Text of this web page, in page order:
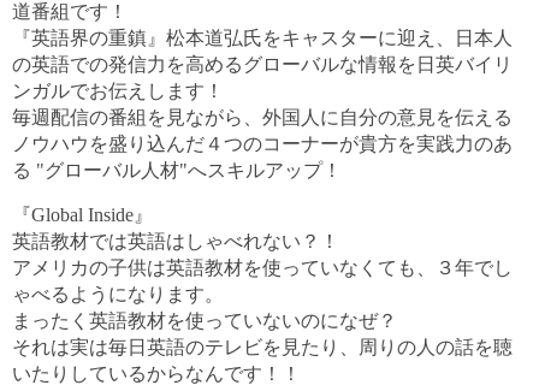
道番組です！
『英語界の重鎮』松本道弘氏をキャスターに迎え、日本人
の英語での発信力を高めるグローバルな情報を日英バイリ
ンガルでお伝えします！
毎週配信の番組を見ながら、外国人に自分の意見を伝える
ノウハウを盛り込んだ４つのコーナーが貴方を実践力のあ
る "グローバル人材"へスキルアップ！
『Global Inside』
英語教材では英語はしゃべれない？！
アメリカの子供は英語教材を使っていなくても、３年でし
ゃべるようになります。
まったく英語教材を使っていないのになぜ？
それは実は毎日英語のテレビを見たり、周りの人の話を聴
いたりしているからなんです！！